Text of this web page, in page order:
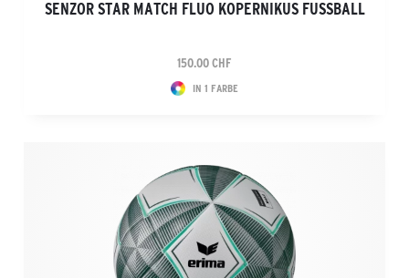
SENZOR STAR MATCH FLUO KOPERNIKUS FUSSBALL
150.00 CHF
IN 1 FARBE